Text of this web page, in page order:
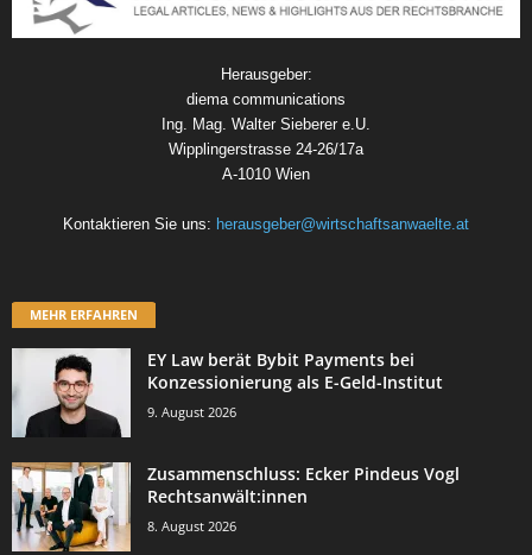
Herausgeber:
diema communications
Ing. Mag. Walter Sieberer e.U.
Wipplingerstrasse 24-26/17a
A-1010 Wien
Kontaktieren Sie uns: herausgeber@wirtschaftsanwaelte.at
MEHR ERFAHREN
EY Law berät Bybit Payments bei
Konzessionierung als E-Geld-Institut
9. August 2026
Zusammenschluss: Ecker Pindeus Vogl
Rechtsanwält:innen
8. August 2026